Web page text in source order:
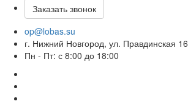
Заказать звонок
op@lobas.su
г. Нижний Новгород, ул. Правдинская 16
Пн - Пт: с 8:00 до 18:00